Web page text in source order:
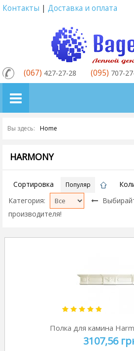
Контакты | Доставка и оплата
(067) 427-27-28 (095) 707-
Вы здесь: Home
HARMONY
Сортировка
Категория:
производителя!
Полка для камина
3107,56